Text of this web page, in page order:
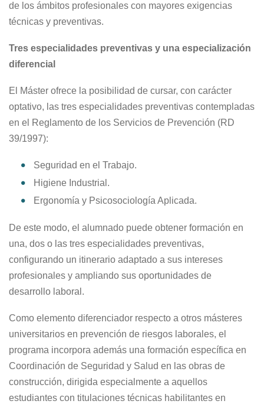
de los ámbitos profesionales con mayores exigencias
técnicas y preventivas.
Tres especialidades preventivas y una especialización
diferencial
El Máster ofrece la posibilidad de cursar, con carácter
optativo, las tres especialidades preventivas contempladas
en el Reglamento de los Servicios de Prevención (RD
39/1997):
Seguridad en el Trabajo.
Higiene Industrial.
Ergonomía y Psicosociología Aplicada.
De este modo, el alumnado puede obtener formación en
una, dos o las tres especialidades preventivas,
configurando un itinerario adaptado a sus intereses
profesionales y ampliando sus oportunidades de
desarrollo laboral.
Como elemento diferenciador respecto a otros másteres
universitarios en prevención de riesgos laborales, el
programa incorpora además una formación específica en
Coordinación de Seguridad y Salud en las obras de
construcción, dirigida especialmente a aquellos
estudiantes con titulaciones técnicas habilitantes en